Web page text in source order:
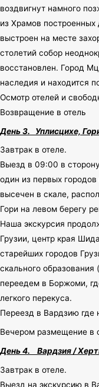
воздвигнут намного
из Храмов построенных
выстроен на месте
столетий собор
восстановлен. Город
наследия и находится
Осмотр отелей и
Возвращение в отель
День 3.
Уплисцихе,
Завтрак в отеле.
Выезд в 09:00 в
один из первых
высечен в скале,
Гори на левом берегу
Наша экскурсия
Грузии, центр края
старейших городов
скального образования
переедем в Боржоми,
легкого перекуса.
Переезд в Вардзию где
Вечером размещение в
День 4. Вардзия /
Завтрак в отеле.
Выезд на экскурсию в